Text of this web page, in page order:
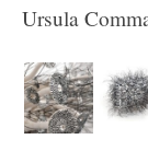
Ursula